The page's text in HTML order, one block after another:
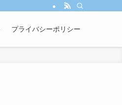
プライバシーポリシー